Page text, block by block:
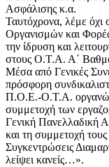
Ασφάλισης κ.α.
Ταυτόχρονα, λέμε όχι
Οργανισμών και
την ίδρυση και
στους Ο.Τ.Α. Α΄
Μέσα από Γενικές
πρόσφορη
Π.Ο.Ε.-Ο.Τ.Α.
συμμετοχή των
Γενική
και τη συμμετοχή
Συγκεντρώσεις
λείψει κανείς…».